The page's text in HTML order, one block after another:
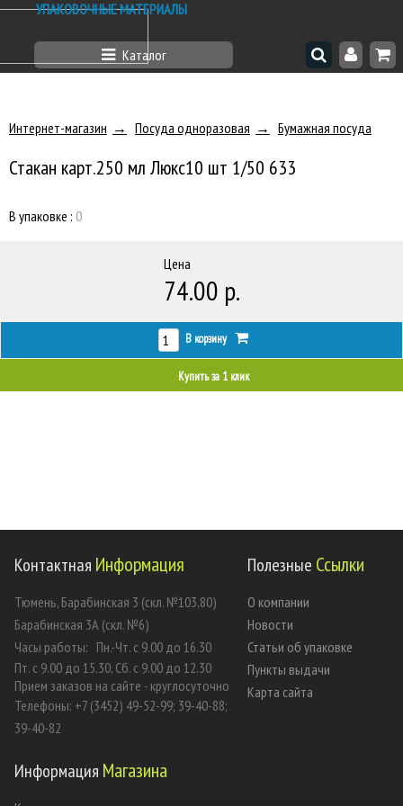
УПАКОВОЧНЫЕ МАТЕРИАЛЫ
Каталог
Интернет-магазин Посуда одноразовая Бумажная посуда
Стакан карт.250 мл Люкс10 шт 1/50 633
В упаковке : 0
Цена
74.00 р.
В корзину
Купить за 1 клик
Контактная Информация
Тюмень, Барабинская 3 (скл. №103,80)
Барабинская 3А (скл. №6)
Часы работы: Пн.-Чт. с 9.00 до 16.30
Пт. с 9.00 до 15.30, Сб. с 9.00 до 12.30
Прием заказов на сайте - круглосуточно
Телефоны: +7 (3452) 49-52-99; 39-40-88;
39-40-82
Полезные Ссылки
О компании
Новости
Статьи об упаковке
Пункты выдачи
Карта сайта
Информация Магазина